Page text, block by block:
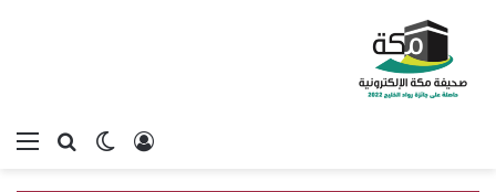
بحثالوضع
تسجيل الدخول